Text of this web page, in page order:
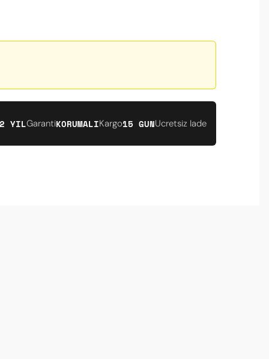
2 YILGarantiKORUMALIKargo15 GUNUcretsiz Iade